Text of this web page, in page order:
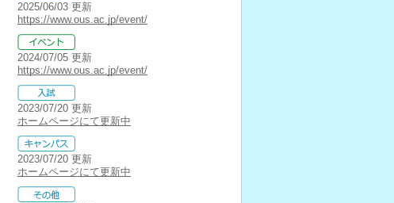
2025/06/03 更新
https://www.ous.ac.jp/event/
2024/07/05 更新
https://www.ous.ac.jp/event/
2023/07/20 更新
ホームページにて更新中
2023/07/20 更新
ホームページにて更新中